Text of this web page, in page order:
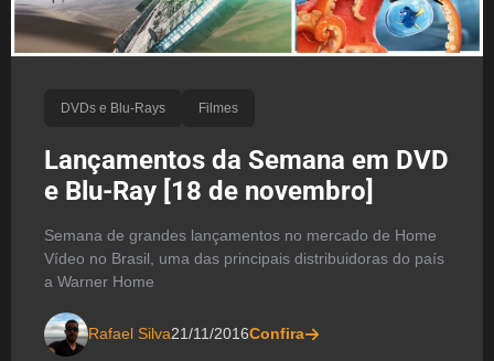
DVDs e Blu-Rays Filmes
Lançamentos da Semana em DVD
e Blu-Ray [18 de novembro]
Semana de grandes lançamentos no mercado de Home
Vídeo no Brasil, uma das principais distribuidoras do país
a Warner Home
Rafael Silva21/11/2016Confira